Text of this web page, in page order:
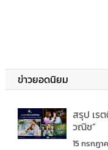
ข่าวยอดนิยม
สรุป เร
วณิช”
15 กรกฎา